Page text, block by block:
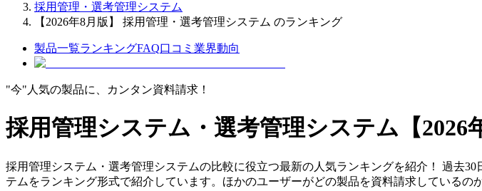
採用管理・選考管理システム
【2026年8月版】 採用管理・選考管理システム のランキング
製品一覧ランキングFAQ口コミ 業界動向
"今"人気の製品に、カンタン資料請求！
採用管理システム・選考管理システム 【2026
採用管理システム・選考管理システムの比較に役立つ最新の人気ランキングを紹介！ 過去
テムをランキング形式で紹介しています。ほかのユーザーがどの製品を資料請求しているの